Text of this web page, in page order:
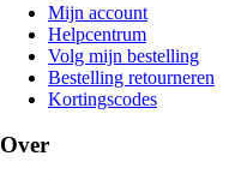
Mijn account
Helpcentrum
Volg mijn bestelling
Bestelling retourneren
Kortingscodes
Over